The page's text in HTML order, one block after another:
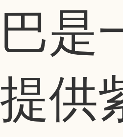
巴是
提供